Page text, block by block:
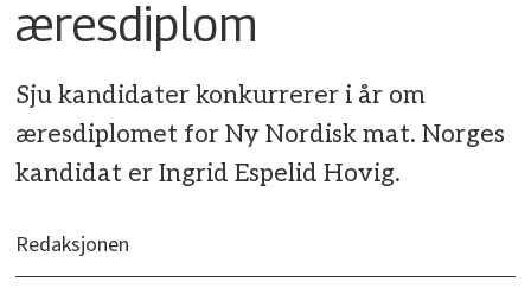
æresdiplom
Sju kandidater konkurrerer i år om
æresdiplomet for Ny Nordisk mat. Norges
kandidat er Ingrid Espelid Hovig.
Redaksjonen